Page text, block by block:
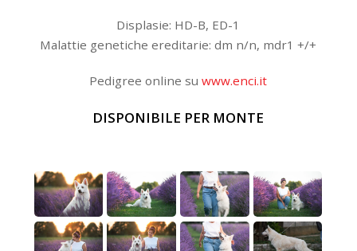
Displasie: HD-B, ED-1
Malattie genetiche ereditarie: dm n/n, mdr1 +/+
Pedigree online suwww.enci.it
DISPONIBILE PER MONTE